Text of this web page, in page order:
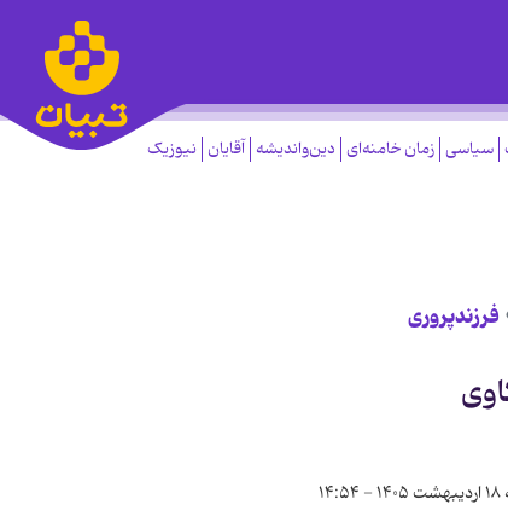
سیاسی زمان خامنه‌ای دین‌واندیشه آقایان نیوزیک
فرزندپروری